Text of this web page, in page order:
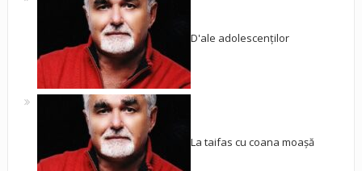
D'ale adolescenților
La taifas cu coana moașă